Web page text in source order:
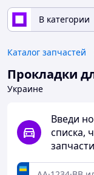
В категории
Каталог запчастей
Прокладки
Украине
Введи
списка,
запчасти